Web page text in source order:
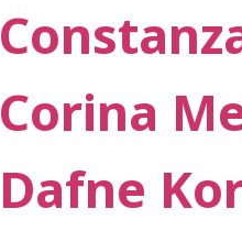
Corina
Dafne